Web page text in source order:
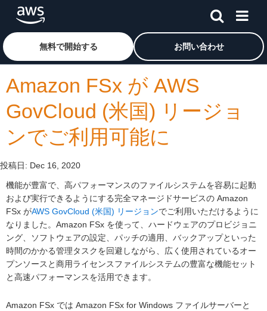
メインコンテンツに移動
アマゾン ウェブ サービスのホームページに戻るには、こ
無料で開始する お問い合わせ
Amazon FSx が AWS
GovCloud (米国) リージョ
ンでご利用可能に
投稿日: Dec 16, 2020
機能が豊富で、高パフォーマンスのファイルシステムを容易に起動
および実行できるようにする完全マネージドサービスの Amazon
FSx がAWS GovCloud (米国) リージョンでご利用いただけるように
なりました。Amazon FSx を使って、ハードウェアのプロビジョニ
ング、ソフトウェアの設定、パッチの適用、バックアップといった
時間のかかる管理タスクを回避しながら、広く使用されているオー
プンソースと商用ライセンスファイルシステムの豊富な機能セット
と高速パフォーマンスを活用できます。
Amazon FSx では Amazon FSx for Windows ファイルサーバーと